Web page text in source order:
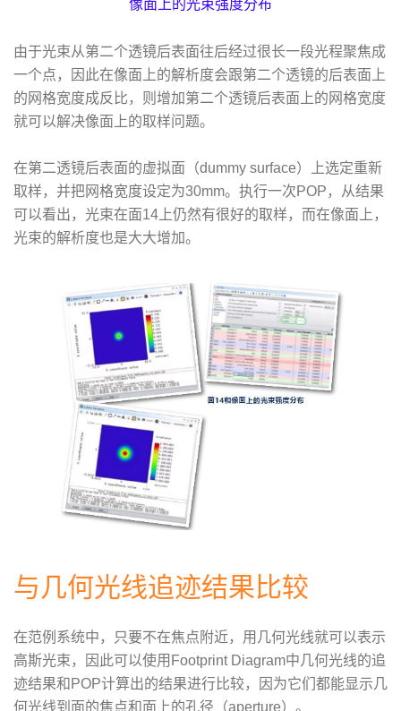
像面上的光束强度分布
由于光束从第二个透镜后表面往后经过很长一段光程聚焦成
一个点，因此在像面上的解析度会跟第二个透镜的后表面上
的网格宽度成反比，则增加第二个透镜后表面上的网格宽度
就可以解决像面上的取样问题。
在第二透镜后表面的虚拟面（dummy surface）上选定重新
取样，并把网格宽度设定为30mm。执行一次POP，从结果
可以看出，光束在面14上仍然有很好的取样，而在像面上，
光束的解析度也是大大增加。
与几何光线追迹结果比较
在范例系统中，只要不在焦点附近，用几何光线就可以表示
高斯光束，因此可以使用Footprint Diagram中几何光线的追
迹结果和POP计算出的结果进行比较，因为它们都能显示几
何光线到面的焦点和面上的孔径（aperture）。